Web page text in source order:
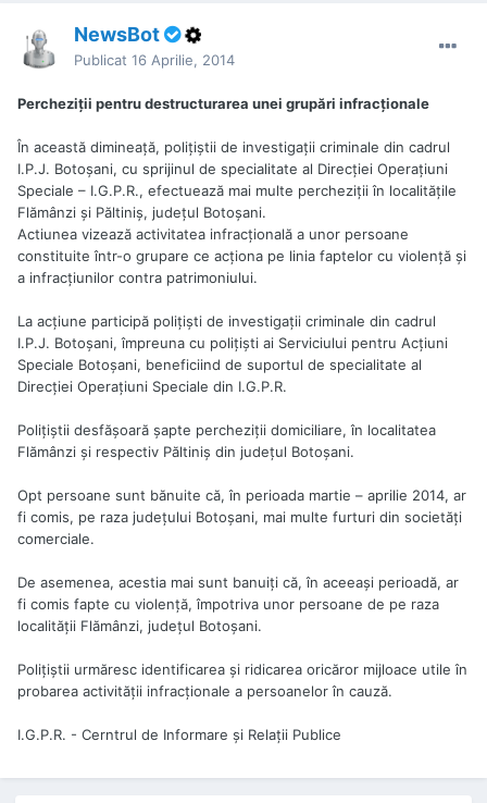
NewsBot
Publicat 16 Aprilie, 2014
Percheziţii pentru destructurarea unei grupări infracţionale
În această dimineaţă, poliţiştii de investigaţii criminale din cadrul
I.P.J. Botoşani, cu sprijinul de specialitate al Direcţiei Operaţiuni
Speciale – I.G.P.R., efectuează mai multe percheziţii în localităţile
Flămânzi şi Păltiniş, judeţul Botoşani.
Actiunea vizează activitatea infracţională a unor persoane
constituite într-o grupare ce acţiona pe linia faptelor cu violenţă şi
a infracţiunilor contra patrimoniului.
La acţiune participă poliţişti de investigaţii criminale din cadrul
I.P.J. Botoşani, împreuna cu poliţişti ai Serviciului pentru Acţiuni
Speciale Botoşani, beneficiind de suportul de specialitate al
Direcţiei Operaţiuni Speciale din I.G.P.R.
Poliţiştii desfăşoară şapte percheziţii domiciliare, în localitatea
Flămânzi şi respectiv Păltiniş din judeţul Botoşani.
Opt persoane sunt bănuite că, în perioada martie – aprilie 2014, ar
fi comis, pe raza judeţului Botoşani, mai multe furturi din societăţi
comerciale.
De asemenea, acestia mai sunt banuiţi că, în aceeaşi perioadă, ar
fi comis fapte cu violenţă, împotriva unor persoane de pe raza
localităţii Flămânzi, judeţul Botoşani.
Poliţiştii urmăresc identificarea şi ridicarea oricăror mijloace utile în
probarea activităţii infracţionale a persoanelor în cauză.
I.G.P.R. - Cerntrul de Informare și Relații Publice